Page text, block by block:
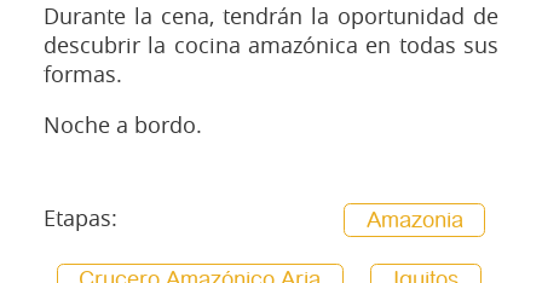
Durante la cena, tendrán la oportunidad de
descubrir la cocina amazónica en todas sus
formas.
Noche a bordo.
Etapas: Amazonia